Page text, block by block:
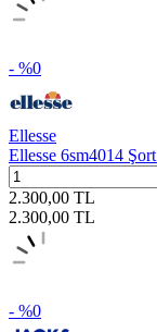
- %0
Ellesse
Ellesse 6sm4014
2.300,00 TL
2.300,00 TL
- %0